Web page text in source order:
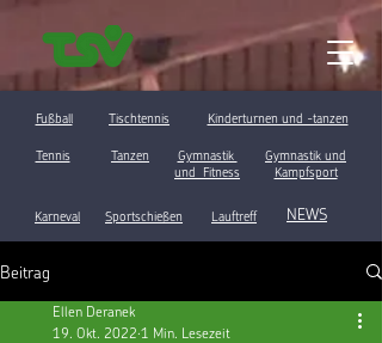
Fußball Tischtennis Kinderturnen und -tanzen
Tennis Tanzen
Gymnastik
und Fitness
Gymnastik und
Kampfsport
Karneval Sportschießen Lauftreff NEWS
Beitrag
Ellen Deranek
19. Okt. 2022 1 Min. Lesezeit